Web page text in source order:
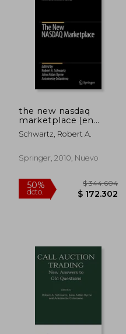
$ 161.924
the new nasdaq
marketplace (en
Inglés)
Schwartz, Robert A.
Springer, 2010, Nuevo